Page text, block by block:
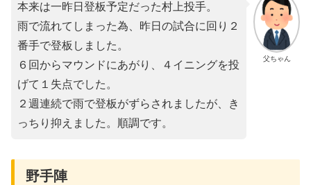
父ちゃん
本来は一昨日登板予定だった村上投手。
雨で流れてしまった為、昨日の試合に回り２
番手で登板しました。
６回からマウンドにあがり、４イニングを投
げて１失点でした。
２週連続で雨で登板がずらされましたが、き
っちり抑えました。順調です。
野手陣